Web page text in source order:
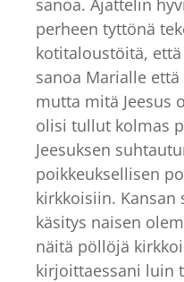
sanoa. Ajattelin
perheen tyttönä
kotitaloustöitä, että
sanoa Marialle että
mutta mitä Jeesus
olisi tullut kolmas
Jeesuksen
poikkeuksellisen
kirkkoisiin.
käsitys naisen
näitä pöllöjä
kirjoittaessani luin